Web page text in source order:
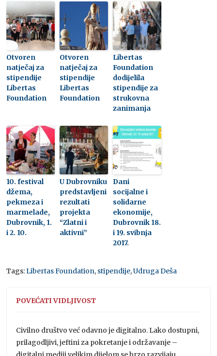
Otvoren
natječaj za
stipendije
Libertas
Foundation
Otvoren
natječaj za
stipendije
Libertas
Foundation
Libertas
Foundation
dodijelila
stipendije za
strukovna
zanimanja
10. festival
džema,
pekmeza i
marmelade,
Dubrovnik, 1.
i 2. 10.
U Dubrovniku
predstavljeni
rezultati
projekta
“Zlatni i
aktivni”
Dani
socijalne i
solidarne
ekonomije,
Dubrovnik 18.
i 19. svibnja
2017.
Tags:Libertas Foundation, stipendije,Udruga Deša
POVEĆATI VIDLJIVOST
Civilno društvo već odavno je digitalno. Lako dostupni,
prilagodljivi, jeftini za pokretanje i održavanje –